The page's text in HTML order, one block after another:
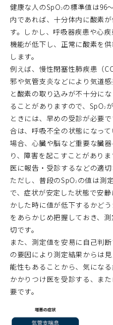
健康な人のSpO 2 の標準値は96
内であれば、十分体内に酸素
す。しかし、呼吸器疾患や心
機能が低下し、正常に酸素を
します。
例えば、慢性閉塞性肺疾患（
邪や気管支炎などにより気道
と酸素の取り込みが不十分に
ることがありますので、SpO 2
ときには、早めの受診が必要
合は、呼吸不全の状態になっ
場合、心臓や脳など重要な臓
り、障害を起こすことがあり
医に報告・受診するなどの適切
ただし、普段のSpO 2 の値は測
で、症状が安定した状態で安
かした時に値が低下するかど
をあらかじめ把握しておき、
切です。
また、測定値を安易に自己判
の要因により測定結果からは
能性もあることから、気にな
かかりつけ医を受診する、ま
要です。